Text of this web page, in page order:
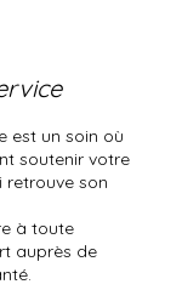
est un soin où
soutenir votre
retrouve son
à toute
auprès de